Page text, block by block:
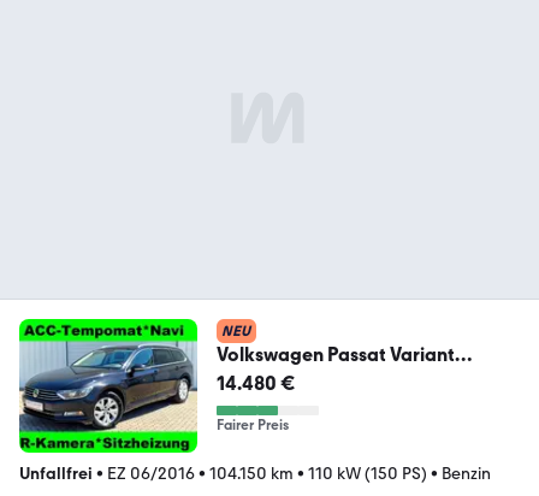
NEU
Volkswagen Passat Variant
TSI*Navi Discovery*ACC*-R-
Kamera
14.480 €
Fairer Preis
Unfallfrei • EZ 06/2016• 104.150 km • 110 kW (150 PS) • Benzin